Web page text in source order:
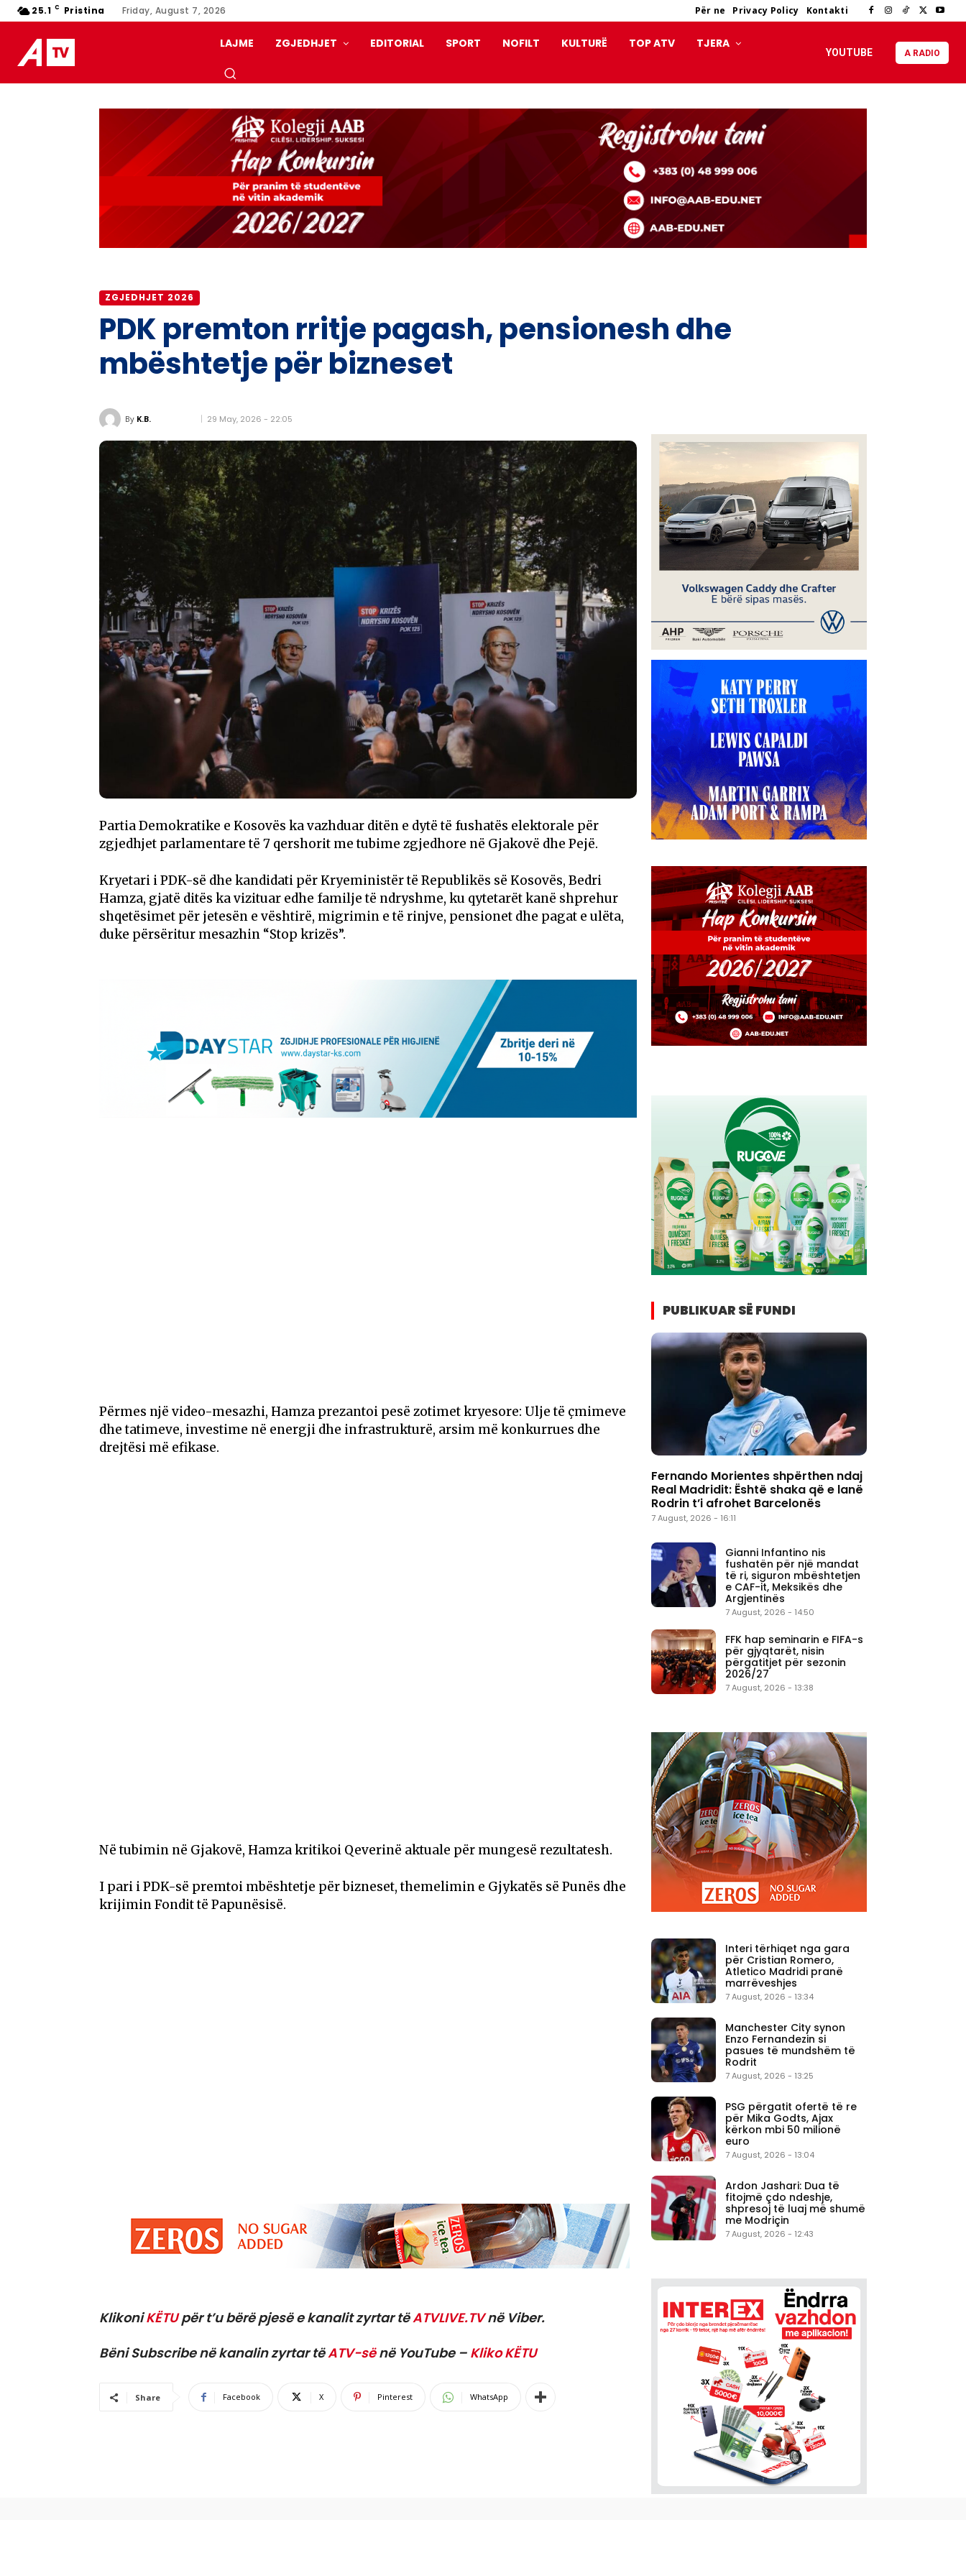
25.1 C Pristina Friday, August 7, 2026 Për ne Privacy Policy Kontakti
LAJME ZGJEDHJET EDITORIAL SPORT NOFILT KULTURË TOP ATV TJERA
YOUTUBE A RADIO
ZGJEDHJET 2026
PDK premton rritje pagash, pensionesh dhe
mbështetje për bizneset
By K.B. 29 May, 2026 - 22:05
Partia Demokratike e Kosovës ka vazhduar ditën e dytë të fushatës elektorale për
zgjedhjet parlamentare të 7 qershorit me tubime zgjedhore në Gjakovë dhe Pejë.
Kryetari i PDK-së dhe kandidati për Kryeministër të Republikës së Kosovës, Bedri
Hamza, gjatë ditës ka vizituar edhe familje të ndryshme, ku qytetarët kanë shprehur
shqetësimet për jetesën e vështirë, migrimin e të rinjve, pensionet dhe pagat e ulëta,
duke përsëritur mesazhin “Stop krizës”.
Përmes një video-mesazhi, Hamza prezantoi pesë zotimet kryesore: Ulje të çmimeve
dhe tatimeve, investime në energji dhe infrastrukturë, arsim më konkurrues dhe
drejtësi më efikase.
Në tubimin në Gjakovë, Hamza kritikoi Qeverinë aktuale për mungesë rezultatesh.
I pari i PDK-së premtoi mbështetje për bizneset, themelimin e Gjykatës së Punës dhe
krijimin Fondit të Papunësisë.
KlikoniKËTUpër t’u bërë pjesë e kanalit zyrtar tëATVLIVE.TVnë Viber.
Bëni Subscribe në kanalin zyrtar tëATV-sënë YouTube – Kliko KËTU
Share Facebook X Pinterest WhatsApp
PUBLIKUAR SË FUNDI
Fernando Morientes shpërthen ndaj
Real Madridit: Është shaka që e lanë
Rodrin t’i afrohet Barcelonës
7 August, 2026 - 16:11
Gianni Infantino nis
fushatën për një mandat
të ri, siguron mbështetjen
e CAF-it, Meksikës dhe
Argjentinës
7 August, 2026 - 14:50
FFK hap seminarin e FIFA-s
për gjyqtarët, nisin
përgatitjet për sezonin
2026/27
7 August, 2026 - 13:38
Interi tërhiqet nga gara
për Cristian Romero,
Atletico Madridi pranë
marrëveshjes
7 August, 2026 - 13:34
Manchester City synon
Enzo Fernandezin si
pasues të mundshëm të
Rodrit
7 August, 2026 - 13:25
PSG përgatit ofertë të re
për Mika Godts, Ajax
kërkon mbi 50 milionë
euro
7 August, 2026 - 13:04
Ardon Jashari: Dua të
fitojmë çdo ndeshje,
shpresoj të luaj më shumë
me Modriçin
7 August, 2026 - 12:43